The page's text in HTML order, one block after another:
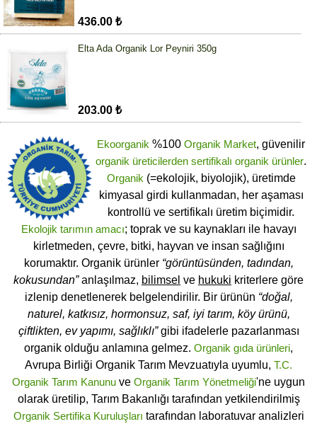
436.00 ₺
Elta Ada Organik Lor Peyniri 350g
203.00 ₺
Ekoorganik %100 Organik Market, güvenilir
organik üreticilerden sertifikalı organik ürünler.
Organik (=ekolojik, biyolojik), üretimde
kimyasal girdi kullanmadan, her aşaması
kontrollü ve sertifikalı üretim biçimidir.
Ekolojik tarımın amacı; toprak ve su kaynakları ile havayı
kirletmeden, çevre, bitki, hayvan ve insan sağlığını
korumaktır. Organik ürünler “görüntüsünden, tadından,
kokusundan”anlaşılmaz, bilimsel ve hukuki kriterlere göre
izlenip denetlenerek belgelendirilir. Bir ürünün “doğal,
naturel, katkısız, hormonsuz, saf, iyi tarım, köy ürünü,
çiftlikten, ev yapımı, sağlıklı”gibi ifadelerle pazarlanması
organik olduğu anlamına gelmez. Organik gıda ürünleri,
Avrupa Birliği Organik Tarım Mevzuatıyla uyumlu, T.C.
Organik Tarım Kanunu ve Organik Tarım Yönetmeliği'ne uygun
olarak üretilip, Tarım Bakanlığı tarafından yetkilendirilmiş
Organik Sertifika Kuruluşları tarafından laboratuvar analizleri